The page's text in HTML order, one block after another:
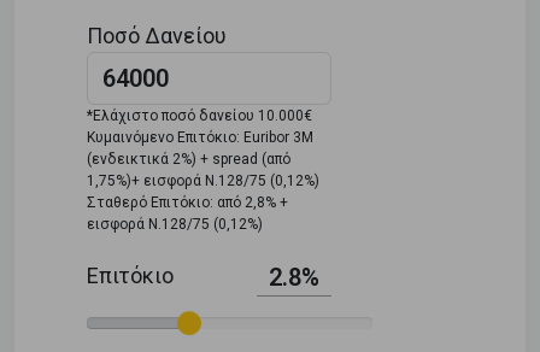
Ποσό Δανείου
*Ελάχιστο ποσό δανείου 10.000€
Κυμαινόμενο Επιτόκιο: Euribor 3M
(ενδεικτικά 2%) + spread (από
1,75%)+ εισφορά Ν.128/75 (0,12%)
Σταθερό Επιτόκιο: από 2,8% +
εισφορά Ν.128/75 (0,12%)
Επιτόκιο 2.8%